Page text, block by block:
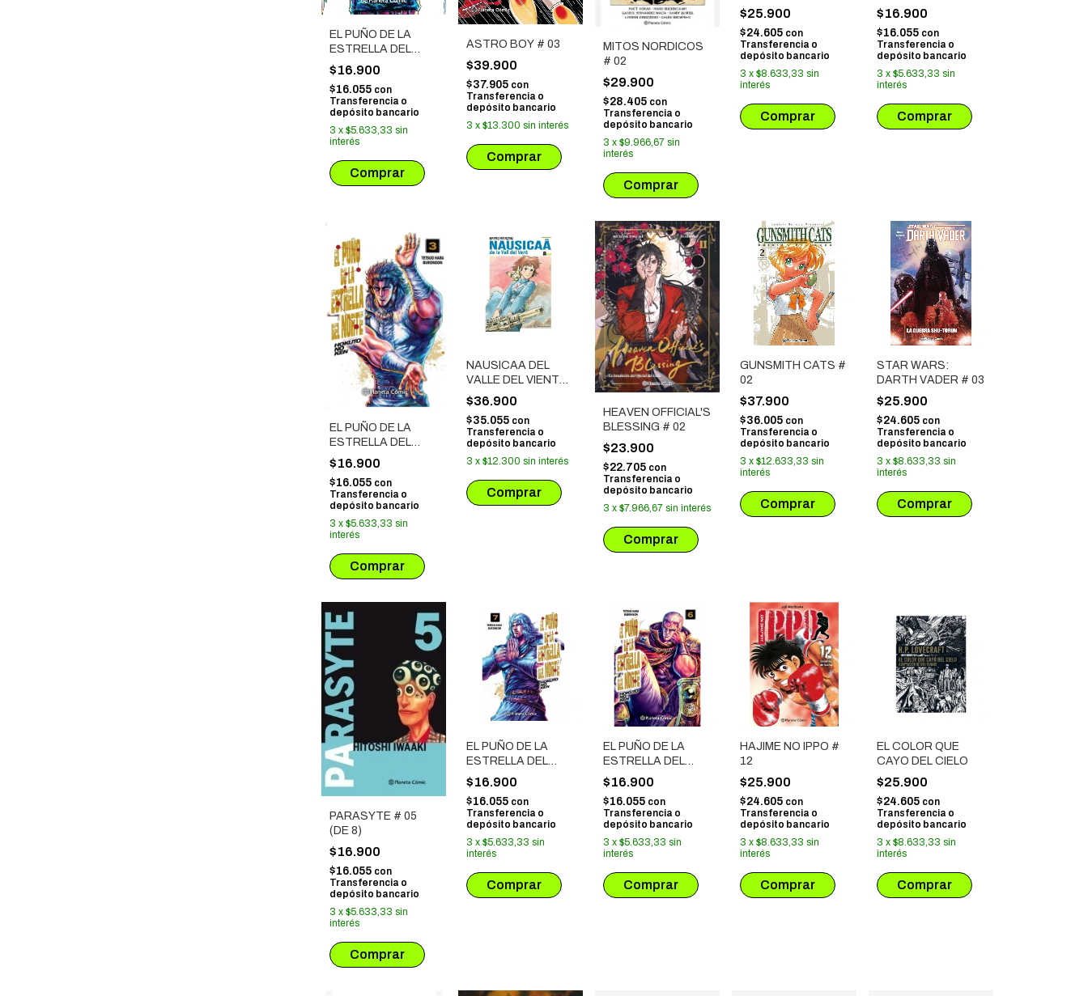
EL PUÑO DE LA
ESTRELLA DEL
NORTE - HOKUTO
NO KEN # 01
$16.900
$16.055 con
Transferencia o
depósito bancario
3 x $5.633,33 sin
interés
ASTRO BOY # 03
$39.900
$37.905 con
Transferencia o
depósito bancario
3 x $13.300 sin interés
MITOS NORDICOS
# 02
$29.900
$28.405 con
Transferencia o
depósito bancario
3 x $9.966,67 sin
interés
$25.900
$24.605 con
Transferencia o
depósito bancario
3 x $8.633,33 sin
interés
NORTE - HOKUTO
NO KEN # 11
$16.900
$16.055 con
Transferencia o
depósito bancario
3 x $5.633,33 sin
interés
EL PUÑO DE LA
ESTRELLA DEL
NORTE - HOKUTO
NO KEN # 03
$16.900
$16.055 con
Transferencia o
depósito bancario
3 x $5.633,33 sin
interés
NAUSICAA DEL
VALLE DEL VIENTO
# 02
$36.900
$35.055 con
Transferencia o
depósito bancario
3 x $12.300 sin interés
HEAVEN OFFICIAL'S
BLESSING # 02
$23.900
$22.705 con
Transferencia o
depósito bancario
3 x $7.966,67 sin interés
GUNSMITH CATS #
02
$37.900
$36.005 con
Transferencia o
depósito bancario
3 x $12.633,33 sin
interés
STAR WARS:
DARTH VADER # 03
$25.900
$24.605 con
Transferencia o
depósito bancario
3 x $8.633,33 sin
interés
PARASYTE # 05
(DE 8)
$16.900
$16.055 con
Transferencia o
depósito bancario
3 x $5.633,33 sin
interés
EL PUÑO DE LA
ESTRELLA DEL
NORTE - HOKUTO
NO KEN # 07
$16.900
$16.055 con
Transferencia o
depósito bancario
3 x $5.633,33 sin
interés
EL PUÑO DE LA
ESTRELLA DEL
NORTE - HOKUTO
NO KEN # 06
$16.900
$16.055 con
Transferencia o
depósito bancario
3 x $5.633,33 sin
interés
HAJIME NO IPPO #
12
$25.900
$24.605 con
Transferencia o
depósito bancario
3 x $8.633,33 sin
interés
EL COLOR QUE
CAYO DEL CIELO
$25.900
$24.605 con
Transferencia o
depósito bancario
3 x $8.633,33 sin
interés